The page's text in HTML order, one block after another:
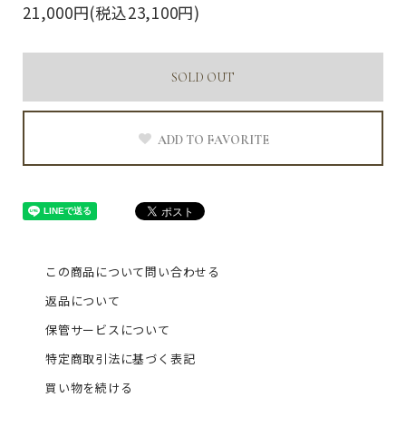
21,000円(税込23,100円)
SOLD OUT
ADD TO FAVORITE
この商品について問い合わせる
返品について
保管サービスについて
特定商取引法に基づく表記
買い物を続ける